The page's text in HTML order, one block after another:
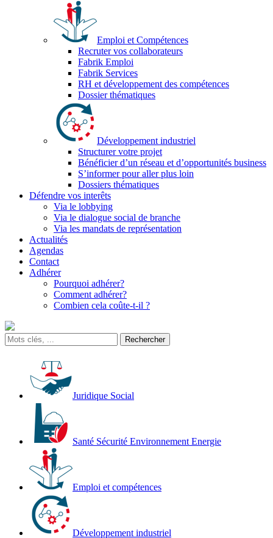
Emploi et Compétences
Recruter vos collaborateurs
Fabrik Emploi
Fabrik Services
RH et développement des compétences
Dossier thématiques
Développement industriel
Structurer votre projet
Bénéficier d’un réseau et d’opportunités business
S’informer pour aller plus loin
Dossiers thématiques
Défendre vos interêts
Via le lobbying
Via le dialogue social de branche
Via les mandats de représentation
Actualités
Agendas
Contact
Adhérer
Pourquoi adhérer?
Comment adhérer?
Combien cela coûte-t-il ?
Juridique Social
Santé Sécurité Environnement Energie
Emploi et compétences
Développement industriel